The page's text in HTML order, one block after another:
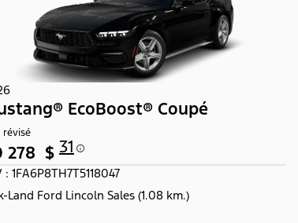
EcoBoost® Coupé
révisé
278 $ 31
: 1FA6P8TH7T5118047
Land Ford Lincoln Sales (1.08 km.)